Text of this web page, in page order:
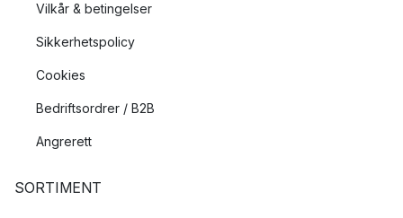
Vilkår & betingelser
Sikkerhetspolicy
Cookies
Bedriftsordrer / B2B
Angrerett
SORTIMENT